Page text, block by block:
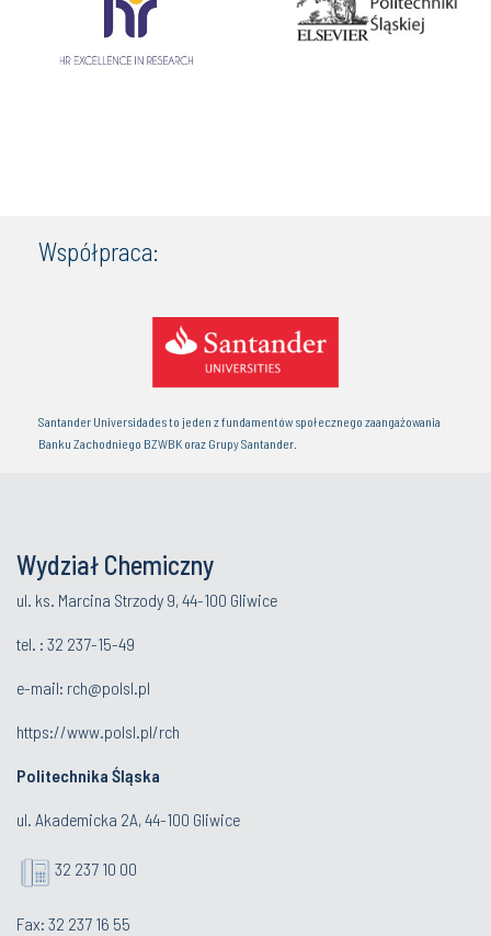
Współpraca:
Santander Universidades to jeden z fundamentów społecznego zaangażowania
Banku Zachodniego BZWBK oraz Grupy Santander.
Wydział Chemiczny
ul. ks. Marcina Strzody 9, 44-100 Gliwice
tel. : 32 237-15-49
e-mail: rch@polsl.pl
https://www.polsl.pl/rch
Politechnika Śląska
ul. Akademicka 2A, 44-100 Gliwice
32 237 10 00
Fax: 32 237 16 55